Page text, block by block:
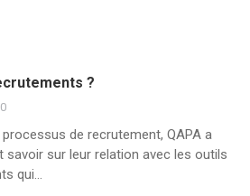
?
de recrutement, QAPA a
sur leur relation avec les outils
qui…